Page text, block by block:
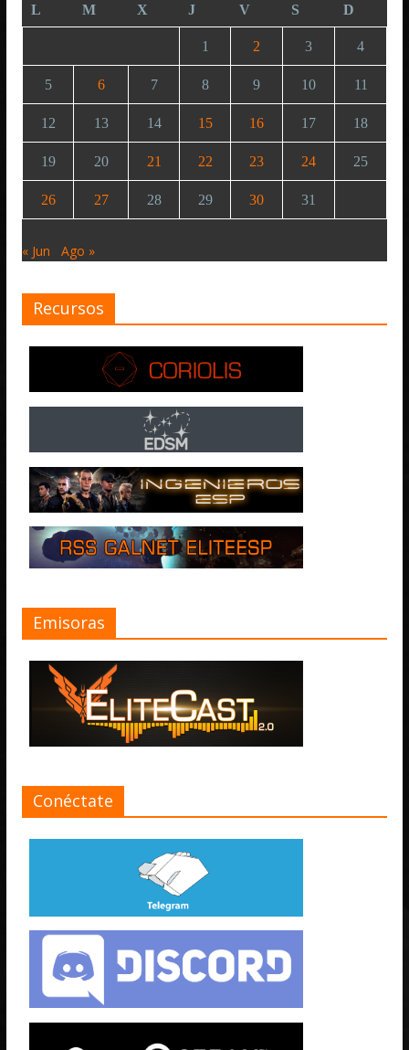
L
M X J V S D
1 2 3 4
5 6 7 8 9 10 11
12 13 14 15 16 17 18
19 20 21 22 23 24 25
26 27 28 29 30 31
« Jun Ago »
Recursos
Emisoras
Conéctate